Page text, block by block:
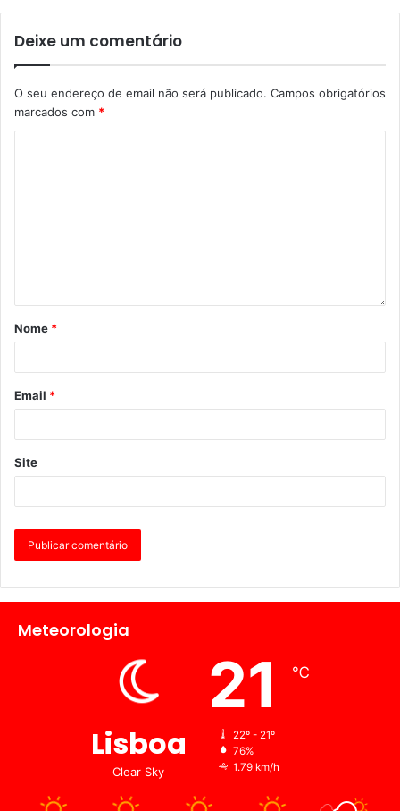
Deixe um comentário
O seu endereço de email não será publicado. Campos obrigatórios
marcados com *
Nome *
Email *
Site
Meteorologia
Lisboa
Clear Sky
21 ℃
22º - 21º
76%
1.79 km/h